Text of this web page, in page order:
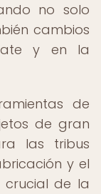
no solo
cambios
y en la
de
de gran
las tribus
y el
de la